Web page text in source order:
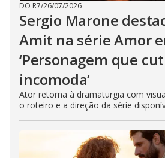
DO R7/26/07/2026
Sergio Marone
Amit na série Amor
‘Personagem que
incomoda’
Ator retorna à dramaturgia com
o roteiro e a direção da série